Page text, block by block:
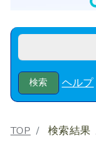
ヘルプ
TOP 検索結果